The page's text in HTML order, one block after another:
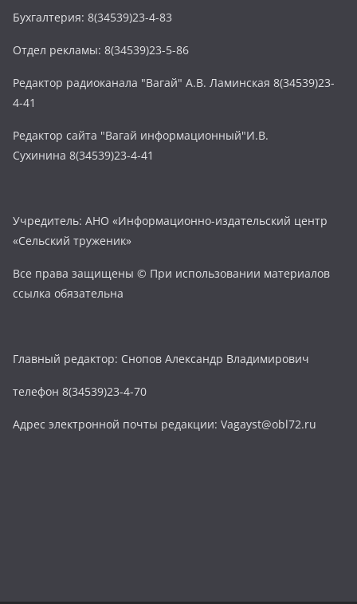
Бухгалтерия: 8(34539)23-4-83
Отдел рекламы: 8(34539)23-5-86
Редактор радиоканала "Вагай" А.В. Ламинская 8(34539)23-
4-41
Редактор сайта "Вагай информационный"И.В.
Сухинина 8(34539)23-4-41
Учредитель: АНО «Информационно-издательский центр
«Сельский труженик»
Все права защищены © При использовании материалов
ссылка обязательна
Главный редактор: Снопов Александр Владимирович
телефон 8(34539)23-4-70
Адрес электронной почты редакции: Vagayst@obl72.ru